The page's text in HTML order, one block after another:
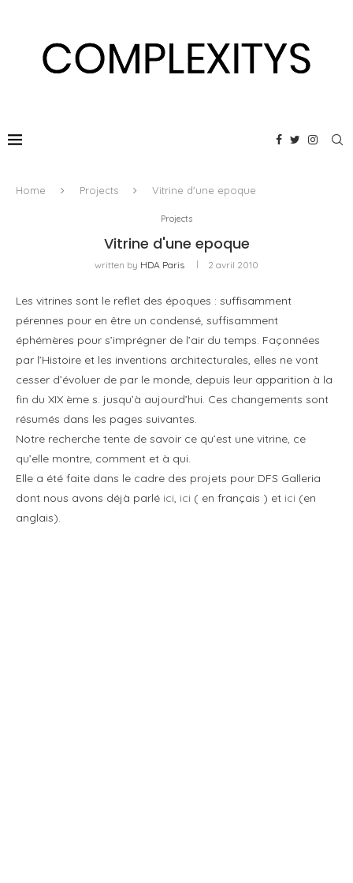
Home Projects Vitrine d'une epoque
Projects
Vitrine d'une epoque
written by HDA Paris 2 avril 2010
Les vitrines sont le reflet des époques : suffisamment
pérennes pour en être un condensé, suffisamment
éphémères pour s’imprégner de l’air du temps. Façonnées
par l’Histoire et les inventions architecturales, elles ne vont
cesser d’évoluer de par le monde, depuis leur apparition à la
fin du XIX ème s. jusqu’à aujourd’hui. Ces changements sont
résumés dans les pages suivantes.
Notre recherche tente de savoir ce qu’est une vitrine, ce
qu’elle montre, comment et à qui.
Elle a été faite dans le cadre des projets pour DFS Galleria
dont nous avons déjà parlé ici, ici ( en français ) et ici (en
anglais).